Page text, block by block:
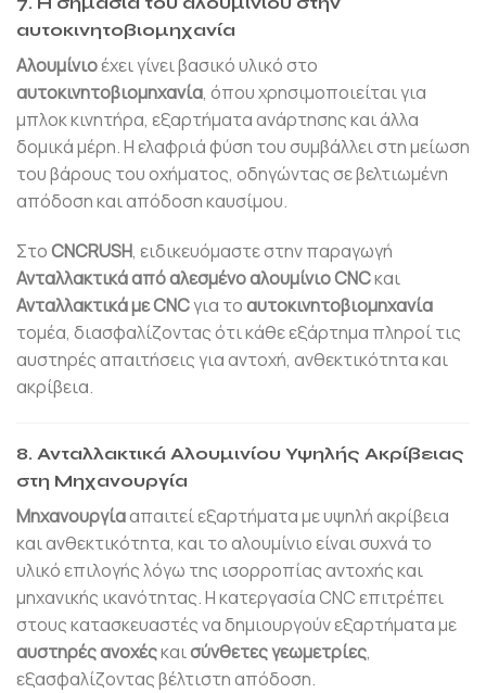
αυτοκινητοβιομηχανία
Αλουμίνιοέχει γίνει βασικό υλικό στο
αυτοκινητοβιομηχανία, όπου χρησιμοποιείται για
μπλοκ κινητήρα, εξαρτήματα ανάρτησης και άλλα
δομικά μέρη. Η ελαφριά φύση του συμβάλλει στη μείωση
του βάρους του οχήματος, οδηγώντας σε βελτιωμένη
απόδοση και απόδοση καυσίμου.
ΣτοCNCRUSH, ειδικευόμαστε στην παραγωγή
Ανταλλακτικά από αλεσμένο αλουμίνιο CNCκαι
Ανταλλακτικά με CNCγια τοαυτοκινητοβιομηχανία
τομέα, διασφαλίζοντας ότι κάθε εξάρτημα πληροί τις
αυστηρές απαιτήσεις για αντοχή, ανθεκτικότητα και
ακρίβεια.
8. Ανταλλακτικά Αλουμινίου Υψηλής Ακρίβειας
στη Μηχανουργία
Μηχανουργίααπαιτεί εξαρτήματα με υψηλή ακρίβεια
και ανθεκτικότητα, και το αλουμίνιο είναι συχνά το
υλικό επιλογής λόγω της ισορροπίας αντοχής και
μηχανικής ικανότητας. Η κατεργασία CNC επιτρέπει
στους κατασκευαστές να δημιουργούν εξαρτήματα με
αυστηρές ανοχέςκαισύνθετες γεωμετρίες,
εξασφαλίζοντας βέλτιστη απόδοση.